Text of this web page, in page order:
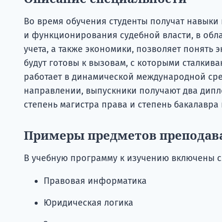
Во время обучения студенты получат
и функционирования судебной власти, в
учета, а также экономики, позволяет понять
будут готовы к вызовам, с которыми
работает в динамической международной
направлении, выпускники получают два
степень магистра права и степень
Примеры предметов
В учебную программу к изучению включены
Правовая информатика
Юридическая логика